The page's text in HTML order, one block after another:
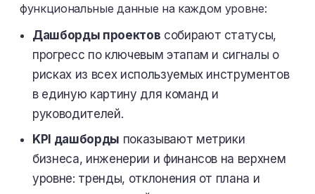
функциональные данные на каждом уровне:
Дашборды проектов собирают статусы,
прогресс по ключевым этапам и сигналы о
рисках из всех используемых инструментов
в единую картину для команд и
руководителей.
KPI дашборды показывают метрики
бизнеса, инженерии и финансов на верхнем
уровне: тренды, отклонения от плана и